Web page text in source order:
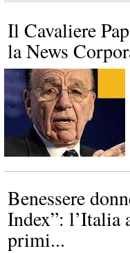
Il Cavaliere
la News
Benessere
Index”: l’Italia
primi...